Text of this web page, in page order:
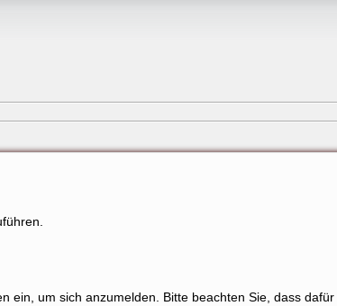
um sich anzumelden. Bitte beachten Sie, dass